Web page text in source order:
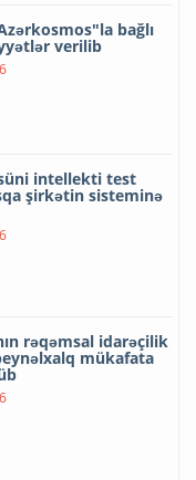
bağlı
verilib
süni intellekti test
şirkətin sisteminə
rəqəmsal idarəçilik
mükafata